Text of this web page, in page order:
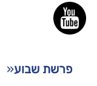
פרשת שבוע«